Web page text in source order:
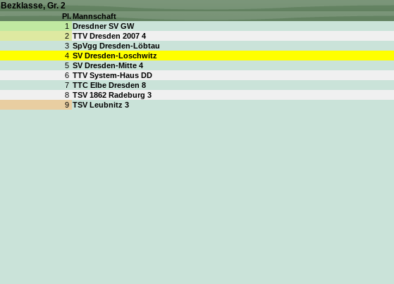
Bezklasse, Gr. 2
Pl.Mannschaft
1 Dresdner SV GW
2 TTV Dresden 2007 4
3 SpVgg Dresden-Löbtau
4 SV Dresden-Loschwitz
5 SV Dresden-Mitte 4
6 TTV System-Haus DD
7 TTC Elbe Dresden 8
8 TSV 1862 Radeburg 3
9 TSV Leubnitz 3